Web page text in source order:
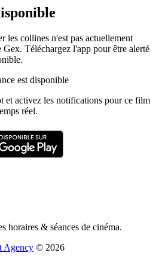
les collines n'est pas actuellement
Gex. Téléchargez l'app pour être alerté
est disponible
et activez les notifications pour ce film
réel.
horaires & séances de cinéma.
Agency © 2026